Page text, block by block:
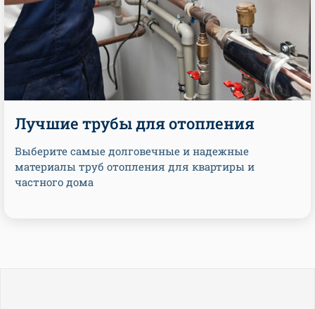
Лучшие трубы для отопления
Выберите самые долговечные и надежные
материалы труб отопления для квартиры и
частного дома